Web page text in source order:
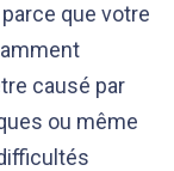
que votre
causé par
ou même